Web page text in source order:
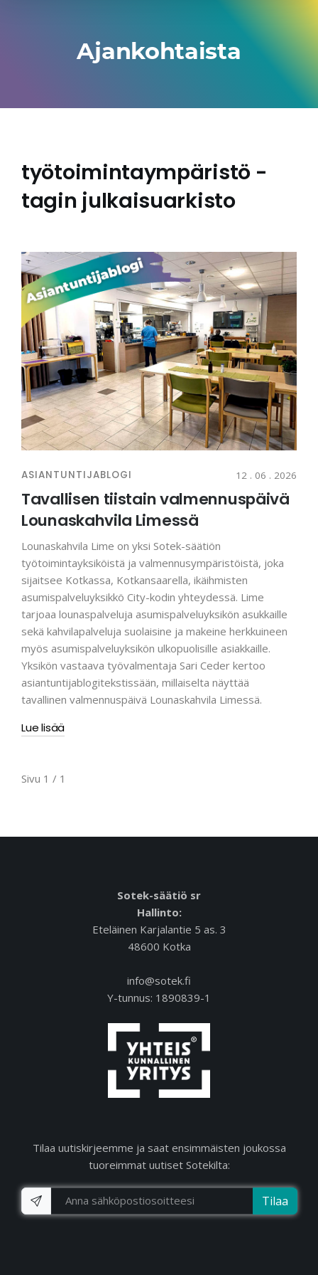
Ajankohtaista
työtoimintaympäristö -
tagin julkaisuarkisto
ASIANTUNTIJABLOGI 12 . 06 . 2026
Tavallisen tiistain valmennuspäivä
Lounaskahvila Limessä
Lounaskahvila Lime on yksi Sotek-säätiön
työtoimintayksiköistä ja valmennusympäristöistä, joka
sijaitsee Kotkassa, Kotkansaarella, ikäihmisten
asumispalveluyksikkö City-kodin yhteydessä. Lime
tarjoaa lounaspalveluja asumispalveluyksikön asukkaille
sekä kahvilapalveluja suolaisine ja makeine herkkuineen
myös asumispalveluyksikön ulkopuolisille asiakkaille.
Yksikön vastaava työvalmentaja Sari Ceder kertoo
asiantuntijablogitekstissään, millaiselta näyttää
tavallinen valmennuspäivä Lounaskahvila Limessä.
Lue lisää
Sivu 1 / 1
Sotek-säätiö sr
Hallinto:
Eteläinen Karjalantie 5 as. 3
48600 Kotka
info@sotek.fi
Y-tunnus: 1890839-1
Tilaa uutiskirjeemme ja saat ensimmäisten joukossa
tuoreimmat uutiset Sotekilta:
Tilaa